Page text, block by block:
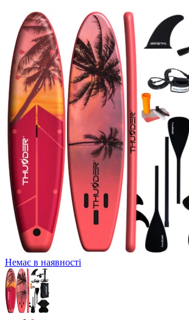
Немає в наявності